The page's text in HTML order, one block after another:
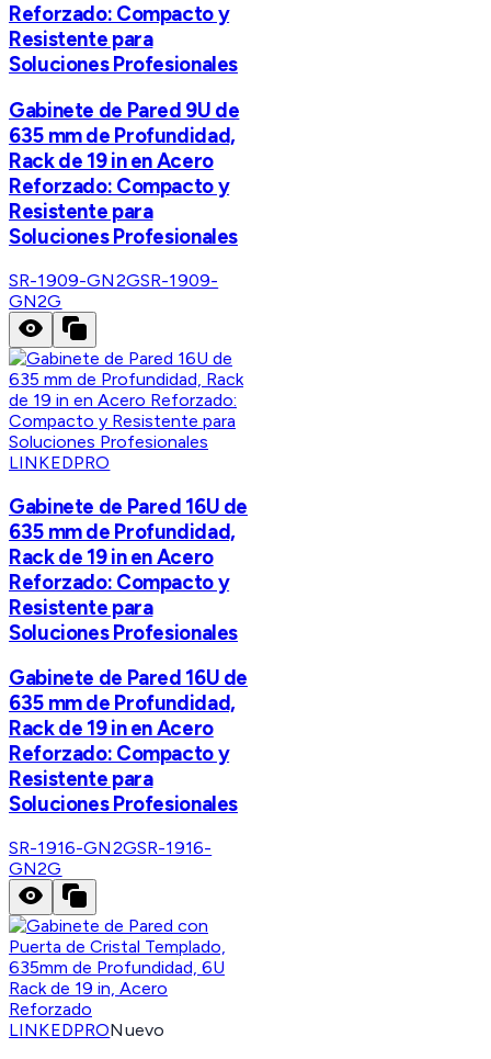
Reforzado: Compacto y
Resistente para
Soluciones Profesionales
Gabinete de Pared 9U de
635 mm de Profundidad,
Rack de 19 in en Acero
Reforzado: Compacto y
Resistente para
Soluciones Profesionales
SR-1909-GN2GSR-1909-
GN2G
LINKEDPRO
Gabinete de Pared 16U de
635 mm de Profundidad,
Rack de 19 in en Acero
Reforzado: Compacto y
Resistente para
Soluciones Profesionales
Gabinete de Pared 16U de
635 mm de Profundidad,
Rack de 19 in en Acero
Reforzado: Compacto y
Resistente para
Soluciones Profesionales
SR-1916-GN2GSR-1916-
GN2G
LINKEDPRONuevo